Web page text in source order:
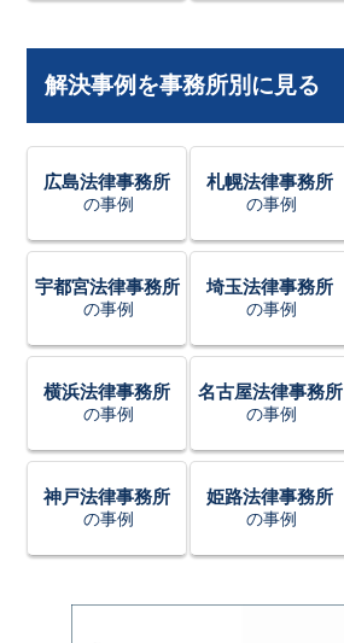
解決事例を事務所別に見る
広島法律事務所
の事例
札幌法律事務所
の事例
宇都宮法律事務所
の事例
埼玉法律事務所
の事例
横浜法律事務所
の事例
名古屋法律事務所
の事例
神戸法律事務所
の事例
姫路法律事務所
の事例